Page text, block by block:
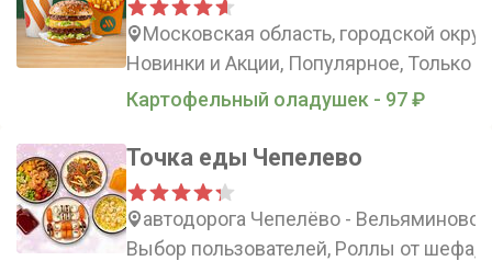
Московская область, городской
Новинки и Акции, Популярное, Только
Картофельный оладушек - 97 ₽
Точка еды Чепелево
автодорога Чепелёво - Вельяминово,
Выбор пользователей, Роллы от